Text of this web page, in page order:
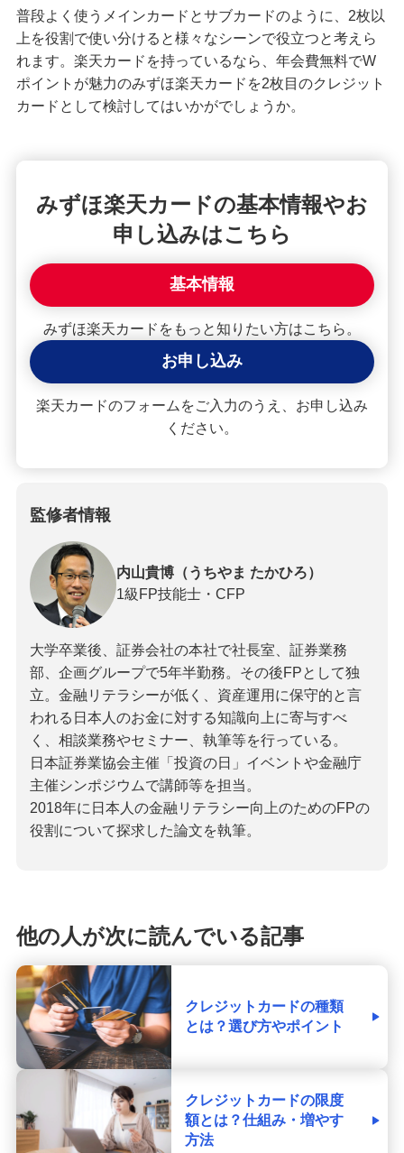
普段よく使うメインカードとサブカードのように、2枚以
上を役割で使い分けると様々なシーンで役立つと考えら
れます。楽天カードを持っているなら、年会費無料でW
ポイントが魅力のみずほ楽天カードを2枚目のクレジット
カードとして検討してはいかがでしょうか。
みずほ楽天カードの基本情報やお
申し込みはこちら
基本情報
みずほ楽天カードをもっと知りたい方はこちら。
お申し込み
楽天カードのフォームをご入力のうえ、お申し込み
ください。
監修者情報
内山貴博（うちやま たかひろ）
1級FP技能士・CFP
大学卒業後、証券会社の本社で社長室、証券業務
部、企画グループで5年半勤務。その後FPとして独
立。金融リテラシーが低く、資産運用に保守的と言
われる日本人のお金に対する知識向上に寄与すべ
く、相談業務やセミナー、執筆等を行っている。
日本証券業協会主催「投資の日」イベントや金融庁
主催シンポジウムで講師等を担当。
2018年に日本人の金融リテラシー向上のためのFPの
役割について探求した論文を執筆。
他の人が次に読んでいる記事
クレジットカードの種類
とは？選び方やポイント
クレジットカードの限度
額とは？仕組み・増やす
方法